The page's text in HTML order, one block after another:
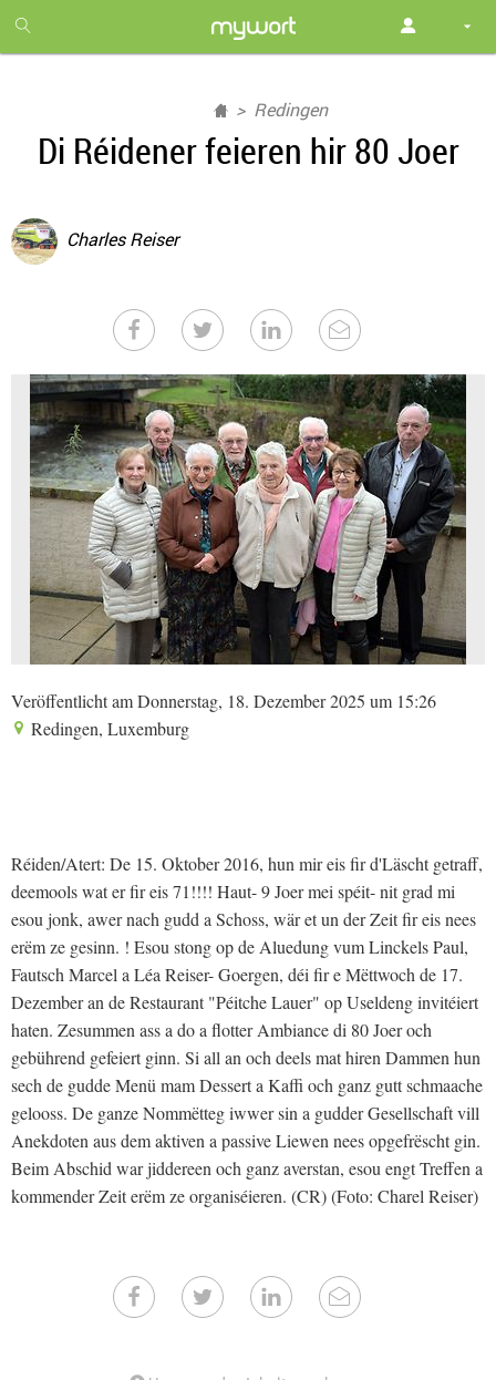
month
free
Redingen
Di Réidener feieren hir 80 Joer
Charles Reiser
Veröffentlicht am Donnerstag, 18. Dezember 2025 um 15:26
Redingen, Luxemburg
Réiden/Atert: De 15. Oktober 2016, hun mir eis fir d'Läscht getraff,
deemools wat er fir eis 71!!!! Haut- 9 Joer mei spéit- nit grad mi
esou jonk, awer nach gudd a Schoss, wär et un der Zeit fir eis nees
erëm ze gesinn. ! Esou stong op de Aluedung vum Linckels Paul,
Fautsch Marcel a Léa Reiser- Goergen, déi fir e Mëttwoch de 17.
Dezember an de Restaurant "Péitche Lauer" op Useldeng invitéiert
haten. Zesummen ass a do a flotter Ambiance di 80 Joer och
gebührend gefeiert ginn. Si all an och deels mat hiren Dammen hun
sech de gudde Menü mam Dessert a Kaffi och ganz gutt schmaache
gelooss. De ganze Nommëtteg iwwer sin a gudder Gesellschaft vill
Anekdoten aus dem aktiven a passive Liewen nees opgefrëscht gin.
Beim Abschid war jiddereen och ganz averstan, esou engt Treffen a
kommender Zeit erëm ze organiséieren. (CR) (Foto: Charel Reiser)